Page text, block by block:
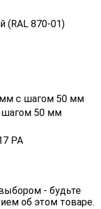
(RAL 870-01)
мм с шагом 50 мм
шагом 50 мм
PA
- будьте
об этом товаре.